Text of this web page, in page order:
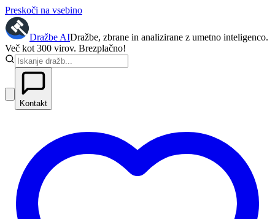
Preskoči na vsebino
Dražbe AIDražbe, zbrane in analizirane z umetno inteligenco.
Več kot 300 virov. Brezplačno!
Kontakt